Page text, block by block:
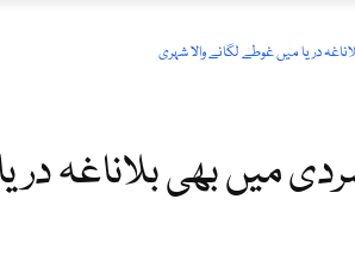
دریا میں غوطے لگانے والا شہری
میں بھی بلاناغہ